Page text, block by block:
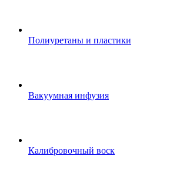
Полиуретаны и пластики
Вакуумная инфузия
Калибровочный воск